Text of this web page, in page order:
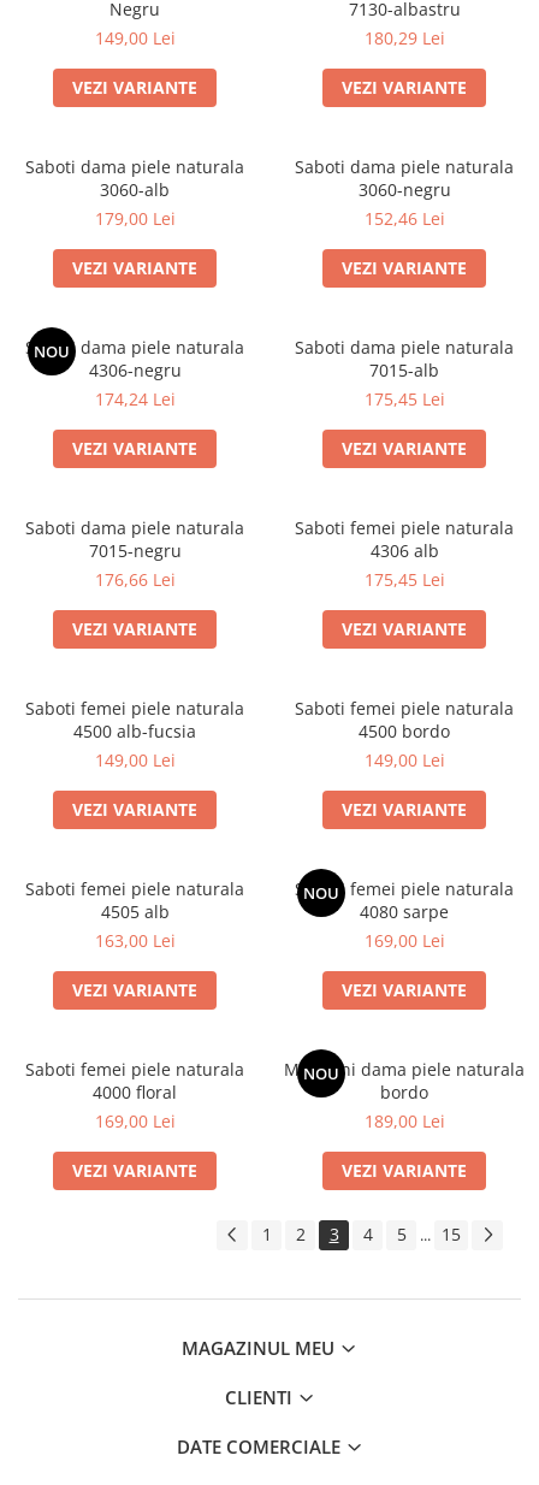
Negru
149,00 Lei
VEZI VARIANTE
7130-albastru
180,29 Lei
VEZI VARIANTE
Saboti dama piele naturala
3060-alb
179,00 Lei
VEZI VARIANTE
Saboti dama piele naturala
3060-negru
152,46 Lei
VEZI VARIANTE
NOU
Saboti dama piele naturala
4306-negru
174,24 Lei
VEZI VARIANTE
Saboti dama piele naturala
7015-alb
175,45 Lei
VEZI VARIANTE
Saboti dama piele naturala
7015-negru
176,66 Lei
VEZI VARIANTE
Saboti femei piele naturala
4306 alb
175,45 Lei
VEZI VARIANTE
Saboti femei piele naturala
4500 alb-fucsia
149,00 Lei
VEZI VARIANTE
Saboti femei piele naturala
4500 bordo
149,00 Lei
VEZI VARIANTE
Saboti femei piele naturala
4505 alb
163,00 Lei
VEZI VARIANTE
NOU
Saboti femei piele naturala
4080 sarpe
169,00 Lei
VEZI VARIANTE
Saboti femei piele naturala
4000 floral
169,00 Lei
VEZI VARIANTE
NOU
Mocasini dama piele naturala
bordo
189,00 Lei
VEZI VARIANTE
1 2 3 4 5 ... 15
MAGAZINUL MEU
CLIENTI
DATE COMERCIALE